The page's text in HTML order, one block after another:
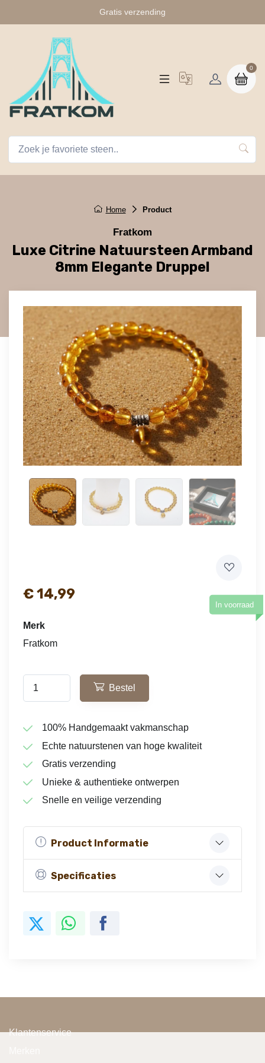
Gratis verzending
0
Home Product
Fratkom
Luxe Citrine Natuursteen Armband
8mm Elegante Druppel
€14,99
In voorraad
Merk
Fratkom
Bestel
100% Handgemaakt vakmanschap
Echte natuurstenen van hoge kwaliteit
Gratis verzending
Unieke & authentieke ontwerpen
Snelle en veilige verzending
Product Informatie
Specificaties
Klantenservice